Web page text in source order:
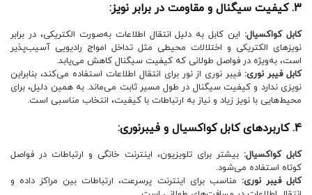
3. کیفیت سیگنال و مقاومت در برابر نویز:
کابل کواکسیال: این کابل به دلیل انتقال اطلاعات به‌صورت الکتریکی، در برابر
نویزهای الکتریکی و اختلالات محیطی مثل تداخل امواج رادیویی آسیب‌پذیر
است، به‌ویژه در فواصل طولانی که کیفیت سیگنال کاهش می‌یابد.
کابل فیبر نوری: فیبر نوری از نور برای انتقال اطلاعات استفاده می‌کند، بنابراین
نویزی ندارد و کیفیت سیگنال در طول مسیر ثابت می‌ماند. به همین دلیل، برای
محیط‌هایی با نویز زیاد و نیاز به ارتباطات با کیفیت، انتخاب مناسبی است.
4. کاربردهای کابل کواکسیال و فیبرنوری:
کابل کواکسیال: بیشتر برای تلویزیون، اینترنت خانگی و ارتباطات در فواصل
کوتاه استفاده می‌شود.
کابل فیبر نوری: مناسب برای اینترنت پرسرعت، ارتباطات بین مراکز داده و